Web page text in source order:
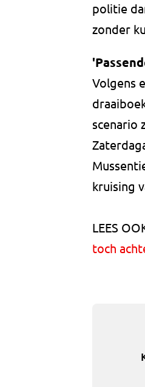
politie
zonder
Volgens
scenario
kruising
LEES
toch